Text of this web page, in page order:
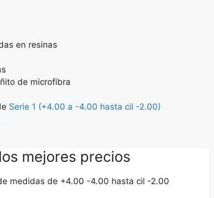
en resinas
de microfibra
Serie 1 (+4.00 a -4.00 hasta cil -2.00)
mejores precios
medidas de +4.00 -4.00 hasta cil -2.00